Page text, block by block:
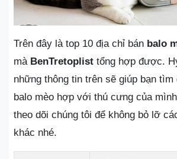
Trên đây là top 10 địa chỉ bán balo
mà BenTretoplist tổng hợp được.
những thông tin trên sẽ giúp bạn
balo mèo hợp với thú cưng của
theo dõi chúng tôi để không bỏ lỡ
khác nhé.